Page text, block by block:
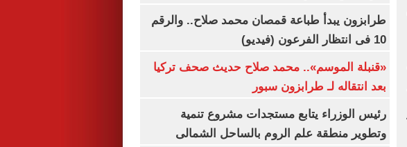
طرابزون يبدأ طباعة قمصان محمد صلاح.. والرقم
10 فى انتظار الفرعون (فيديو)
«قنبلة الموسم».. محمد صلاح حديث صحف تركيا
بعد انتقاله لـ طرابزون سبور
رئيس الوزراء يتابع مستجدات مشروع تنمية
وتطوير منطقة علم الروم بالساحل الشمالى